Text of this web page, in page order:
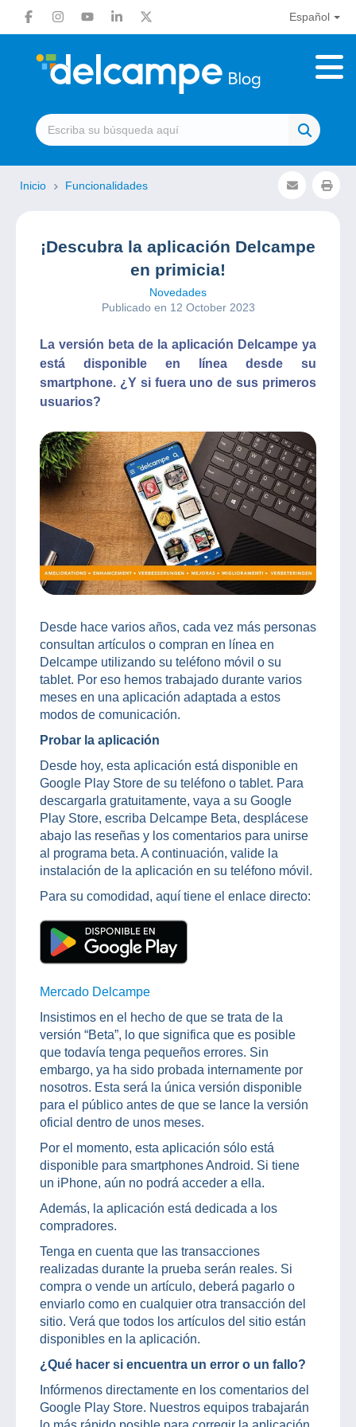
Español
Inicio Funcionalidades
¡Descubra la aplicación Delcampe
en primicia!
Novedades
Publicado en 12 October 2023
La versión beta de la aplicación Delcampe ya
está disponible en línea desde su
smartphone. ¿Y si fuera uno de sus primeros
usuarios?
Desde hace varios años, cada vez más personas
consultan artículos o compran en línea en
Delcampe utilizando su teléfono móvil o su
tablet. Por eso hemos trabajado durante varios
meses en una aplicación adaptada a estos
modos de comunicación.
Probar la aplicación
Desde hoy, esta aplicación está disponible en
Google Play Store de su teléfono o tablet. Para
descargarla gratuitamente, vaya a su Google
Play Store, escriba Delcampe Beta, desplácese
abajo las reseñas y los comentarios para unirse
al programa beta. A continuación, valide la
instalación de la aplicación en su teléfono móvil.
Para su comodidad, aquí tiene el enlace directo:
Mercado Delcampe
Insistimos en el hecho de que se trata de la
versión “Beta”, lo que significa que es posible
que todavía tenga pequeños errores. Sin
embargo, ya ha sido probada internamente por
nosotros. Esta será la única versión disponible
para el público antes de que se lance la versión
oficial dentro de unos meses.
Por el momento, esta aplicación sólo está
disponible para smartphones Android. Si tiene
un iPhone, aún no podrá acceder a ella.
Además, la aplicación está dedicada a los
compradores.
Tenga en cuenta que las transacciones
realizadas durante la prueba serán reales. Si
compra o vende un artículo, deberá pagarlo o
enviarlo como en cualquier otra transacción del
sitio. Verá que todos los artículos del sitio están
disponibles en la aplicación.
¿Qué hacer si encuentra un error o un fallo?
Infórmenos directamente en los comentarios del
Google Play Store. Nuestros equipos trabajarán